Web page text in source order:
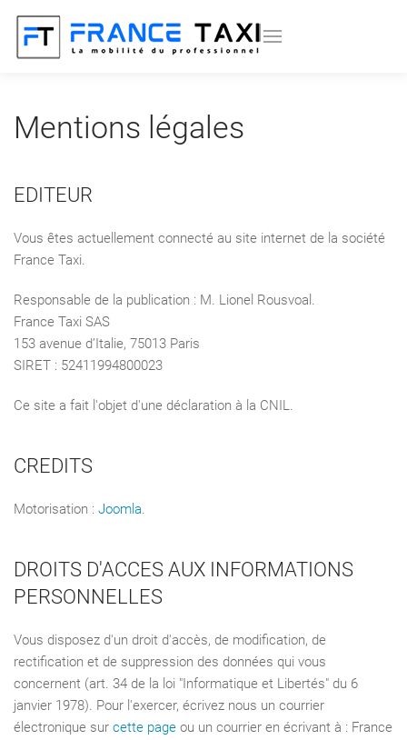
Mentions légales
EDITEUR
Vous êtes actuellement connecté au site internet de la société
France Taxi.
Responsable de la publication : M. Lionel Rousvoal.
France Taxi SAS
153 avenue d’Italie, 75013 Paris
SIRET : 52411994800023
Ce site a fait l'objet d'une déclaration à la CNIL.
CREDITS
Motorisation : Joomla.
DROITS D'ACCES AUX INFORMATIONS
PERSONNELLES
Vous disposez d'un droit d'accès, de modification, de
rectification et de suppression des données qui vous
concernent (art. 34 de la loi "Informatique et Libertés" du 6
janvier 1978). Pour l'exercer, écrivez nous un courrier
électronique sur cette page ou un courrier en écrivant à : France